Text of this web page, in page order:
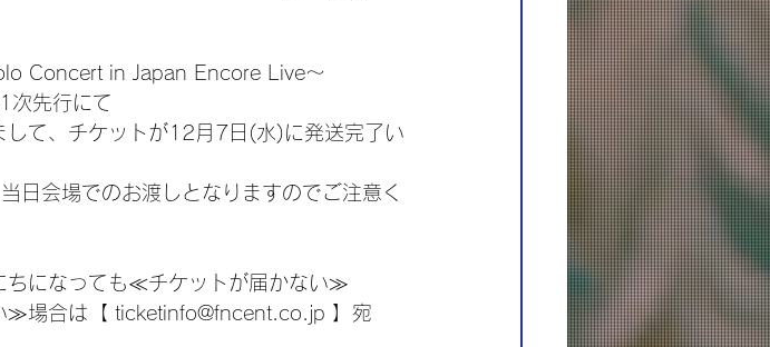
Concert in Japan Encore Live～
次先行にて
て、チケットが12月7日(水)に発送完了い
日会場でのお渡しとなりますのでご注意く
ちになっても≪チケットが届かない≫
≫場合は【 ticketinfo@fncent.co.jp 】宛